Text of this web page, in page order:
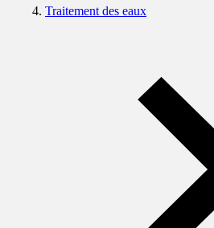
Traitement des eaux